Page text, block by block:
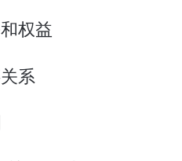
权益
系